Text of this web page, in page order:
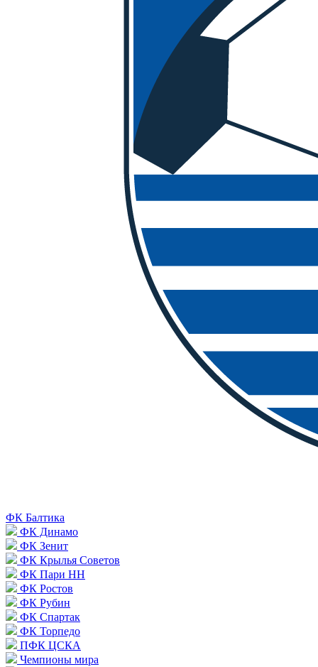
ФК Балтика
ФК Динамо
ФК Зенит
ФК Крылья Советов
ФК Пари НН
ФК Ростов
ФК Рубин
ФК Спартак
ФК Торпедо
ПФК ЦСКА
Чемпионы мира